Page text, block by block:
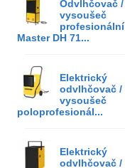
Odvlhčovač /
vysoušeč
profesionální
Master DH 71...
Elektrický
odvlhčovač /
vysoušeč
poloprofesionál...
Elektrický
odvlhčovač /